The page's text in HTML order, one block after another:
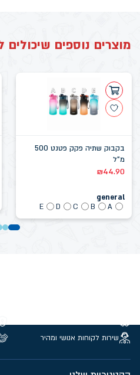
מוצרים נוספים שיכולים
בקבוק שתיה פקק פטנט 500
מ"ל
₪44.90
general
A
B
C
D
E
שירות לקוחות אנושי ומהיר